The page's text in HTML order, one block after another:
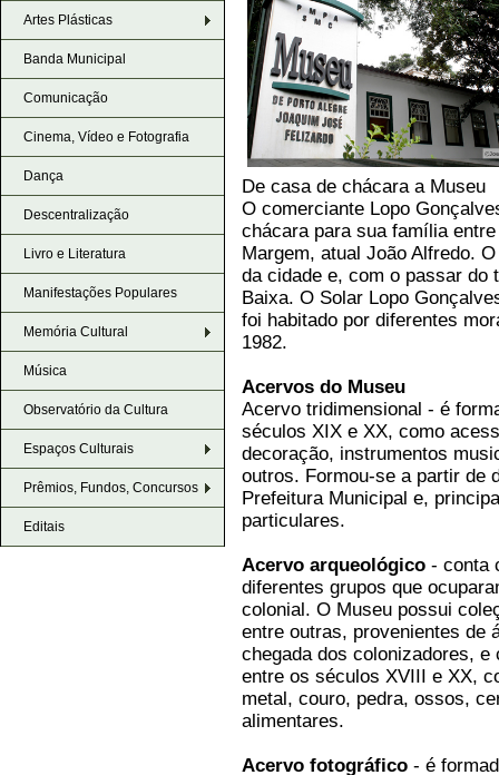
Artes Plásticas
Banda Municipal
Comunicação
Cinema, Vídeo e Fotografia
Dança
Descentralização
Livro e Literatura
Manifestações Populares
Memória Cultural
Música
Observatório da Cultura
Espaços Culturais
Prêmios, Fundos, Concursos
Editais
De casa de chácara a Museu
O comerciante Lopo
chácara para sua família
Margem, atual João Alfredo.
da cidade e, com o passar do
Baixa. O Solar Lopo
foi habitado por diferentes
1982.
Acervos do Museu
Acervo tridimensional - é
séculos XIX e XX, como
decoração, instrumentos
outros. Formou-se a partir de
Prefeitura Municipal e,
particulares.
Acervo arqueológico - conta
diferentes grupos que
colonial. O Museu possui
entre outras, provenientes de
chegada dos colonizadores,
entre os séculos XVIII e XX,
metal, couro, pedra, ossos,
alimentares.
Acervo fotográfico - é